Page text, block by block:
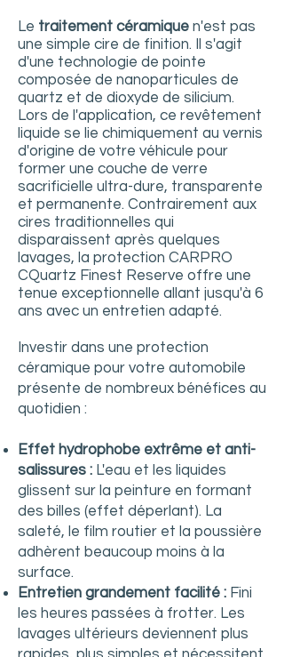
Le traitement céramique n'est pas
une simple cire de finition. Il s'agit
d'une technologie de pointe
composée de nanoparticules de
quartz et de dioxyde de silicium.
Lors de l'application, ce revêtement
liquide se lie chimiquement au vernis
d'origine de votre véhicule pour
former une couche de verre
sacrificielle ultra-dure, transparente
et permanente. Contrairement aux
cires traditionnelles qui
disparaissent après quelques
lavages, la protection CARPRO
CQuartz Finest Reserve offre une
tenue exceptionnelle allant jusqu'à 6
ans avec un entretien adapté.
Investir dans une protection
céramique pour votre automobile
présente de nombreux bénéfices au
quotidien :
Effet hydrophobe extrême et anti-
salissures : L'eau et les liquides
glissent sur la peinture en formant
des billes (effet déperlant). La
saleté, le film routier et la poussière
adhèrent beaucoup moins à la
surface.
Entretien grandement facilité : Fini
les heures passées à frotter. Les
lavages ultérieurs deviennent plus